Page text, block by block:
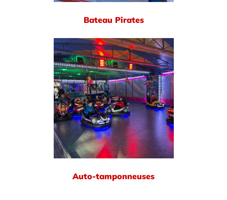
Bateau Pirates
Auto-tamponneuses